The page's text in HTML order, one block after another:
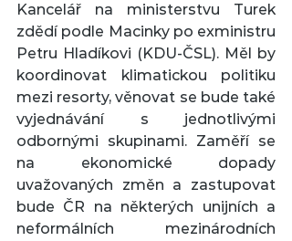
Kancelář na ministerstvu Turek
zdědí podle Macinky po exministru
Petru Hladíkovi (KDU-ČSL). Měl by
koordinovat klimatickou politiku
mezi resorty, věnovat se bude také
vyjednávání s jednotlivými
odbornými skupinami. Zaměří se
na ekonomické dopady
uvažovaných změn a zastupovat
bude ČR na některých unijních a
neformálních mezinárodních